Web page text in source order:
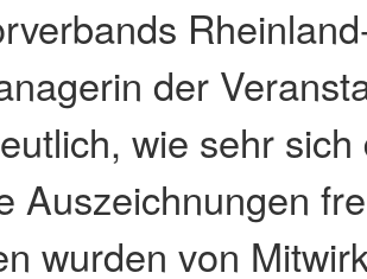
der
wie sehr
Auszeichnungen
wurden von